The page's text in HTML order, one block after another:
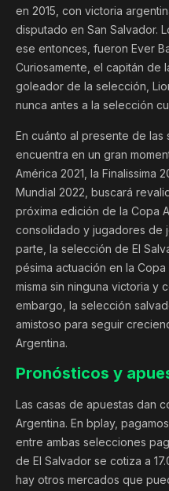
en 2015, con victoria
disputado en San Salvador.
ese entonces, fueron Ever
Curiosamente, el capitán de
goleador de la selección,
nunca antes a la selección
En cuánto al presente de
encuentra en un gran
América 2021, la Finalissima
Mundial 2022, buscará
próxima edición de la Copa
consolidado y jugadores de
parte, la selección de El
pésima actuación en la
misma sin ninguna victoria y
embargo, la selección
amistoso para seguir
Argentina.
Pronósticos y
Las casas de apuestas dan
Argentina. En bplay,
entre ambas selecciones
de El Salvador se cotiza a
hay otros mercados que